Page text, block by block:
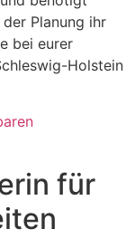
Planung ihr
bei eurer
Holstein
für